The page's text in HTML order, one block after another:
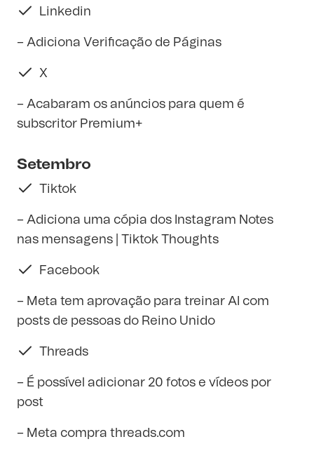
Linkedin
– Adiciona Verificação de Páginas
X
– Acabaram os anúncios para quem é
subscritor Premium+
Setembro
Tiktok
– Adiciona uma cópia dos Instagram Notes
nas mensagens | Tiktok Thoughts
Facebook
– Meta tem aprovação para treinar AI com
posts de pessoas do Reino Unido
Threads
– É possível adicionar 20 fotos e vídeos por
post
– Meta compra threads.com